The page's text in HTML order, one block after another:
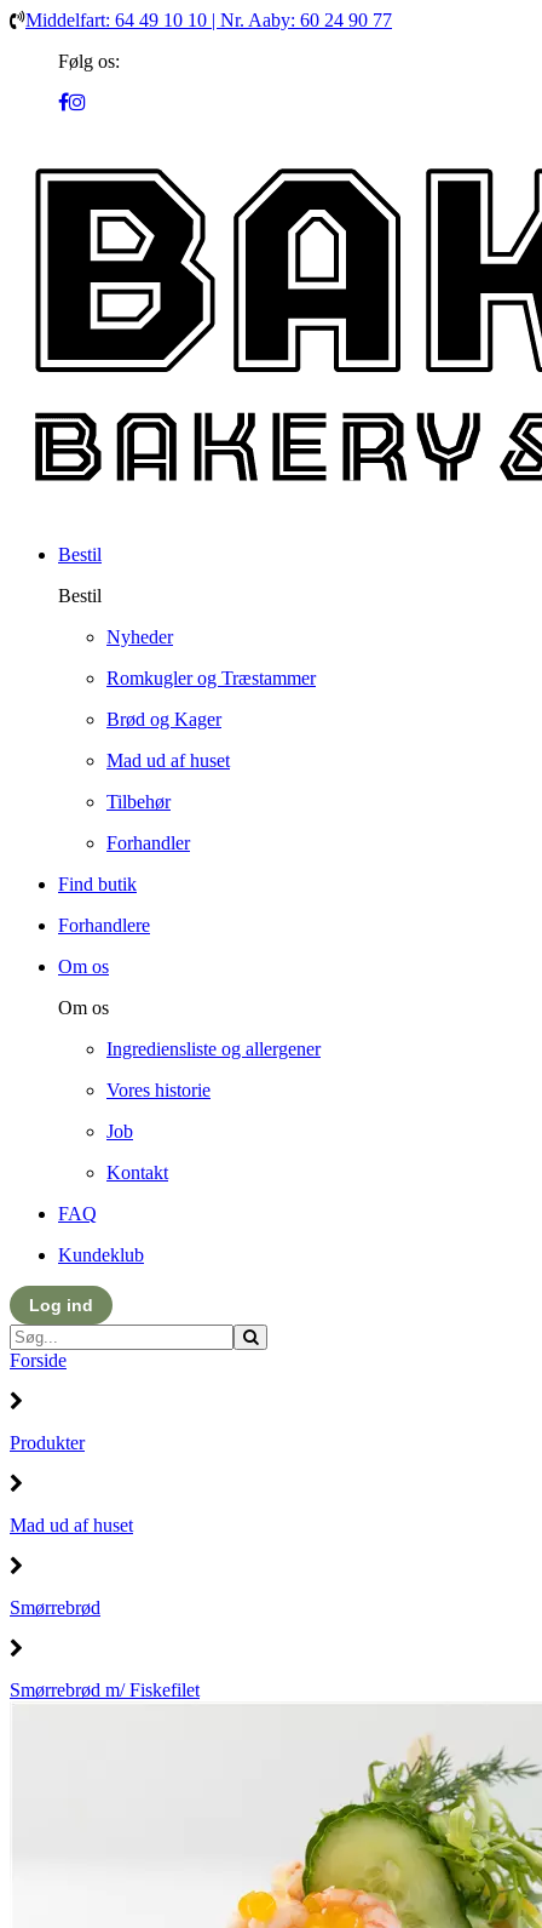
Middelfart: 64 49 10 10 | Nr. Aaby: 60 24 90 77
Følg os:
Bestil
Bestil
Nyheder
Romkugler og Træstammer
Brød og Kager
Mad ud af huset
Tilbehør
Forhandler
Find butik
Forhandlere
Om os
Om os
Ingrediensliste og allergener
Vores historie
Job
Kontakt
FAQ
Kundeklub
Log ind
Forside
Produkter
Mad ud af huset
Smørrebrød
Smørrebrød m/ Fiskefilet